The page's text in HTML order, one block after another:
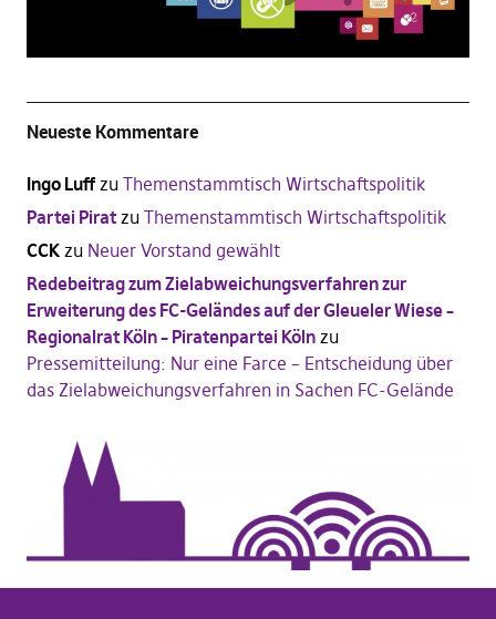
Neueste Kommentare
Ingo Luffzu Themenstammtisch Wirtschaftspolitik
Partei Piratzu Themenstammtisch Wirtschaftspolitik
CCKzu Neuer Vorstand gewählt
Redebeitrag zum Zielabweichungsverfahren zur
Erweiterung des FC-Geländes auf der Gleueler Wiese –
Regionalrat Köln – Piratenpartei Kölnzu
Pressemitteilung: Nur eine Farce – Entscheidung über
das Zielabweichungsverfahren in Sachen FC-Gelände